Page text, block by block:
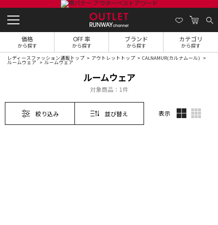
価格
から探す
OFF 率
から探す
ブランド
から探す
カテゴリ
から探す
レディースファッション通販トップ アウトレットトップ CALNAMUR(カルナムール)
ルームウェア ルームウェア
ルームウェア
対象商品： 1件
絞り込み 並び替え 表示